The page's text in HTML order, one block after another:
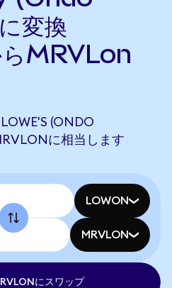
変換
らMRVLon
(ONDO
に相当します
LOWON
MRVLON
にスワップ